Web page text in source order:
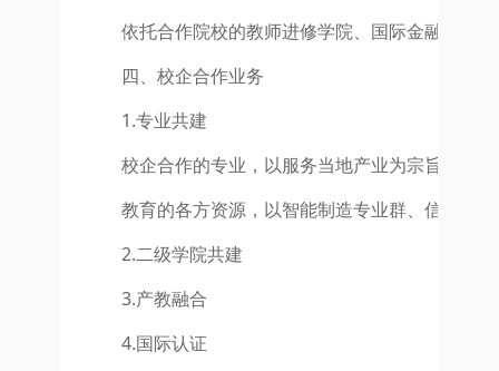
依托合作院校的教师进修学院、国际金融研究
四、校企合作业务
1.专业共建
校企合作的专业，以服务当地产业为宗旨，为
教育的各方资源，以智能制造专业群、信息类
2.二级学院共建
3.产教融合
4.国际认证